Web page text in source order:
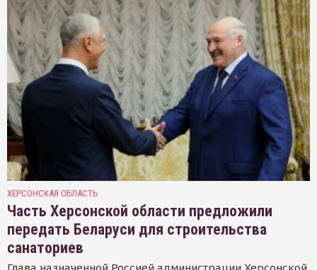
ХЕРСОНСКАЯ ОБЛАСТЬ
Часть Херсонской области предложили
передать Беларуси для строительства
санаториев